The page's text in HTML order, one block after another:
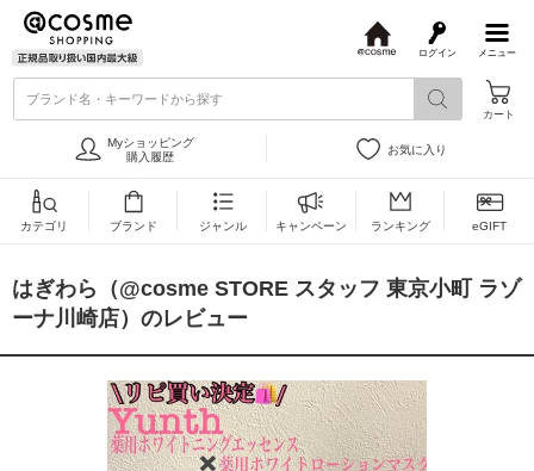
メニュー
ログイン
s
ブランド名・キーワードから探す
カート
Myショッピング
購入履歴
お気に入り
カテゴリ ブランド ジャンル キャンペーン ランキング eGIFT
はぎわら（@cosme STORE スタッフ 東京小町 ラゾ
ーナ川崎店）のレビュー